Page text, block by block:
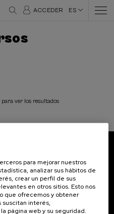
ACCEDER ES
ver los resultados
las
para mejorar nuestros
analizar sus hábitos de
crear un perfil de sus
en otros sitios. Esto nos
que ofrecemos y obtener
interés,
página web y su seguridad.